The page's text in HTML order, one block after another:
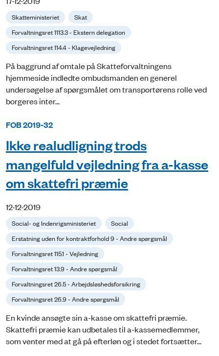
Skatteministeriet
Skat
Forvaltningsret 1113.3 - Ekstern delegation
Forvaltningsret 114.4 - Klagevejledning
På baggrund af omtale på Skatteforvaltningens
hjemmeside indledte ombudsmanden en generel
undersøgelse af spørgsmålet om transportørens rolle ved
borgeres inter...
FOB 2019-32
Ikke realudligning trods
mangelfuld vejledning fra a-kasse
om skattefri præmie
12-12-2019
Social- og Indenrigsministeriet
Social
Erstatning uden for kontraktforhold 9 - Andre spørgsmål
Forvaltningsret 115.1 - Vejledning
Forvaltningsret 13.9 - Andre spørgsmål
Forvaltningsret 26.5 - Arbejdsløshedsforsikring
Forvaltningsret 26.9 - Andre spørgsmål
En kvinde ansøgte sin a-kasse om skattefri præmie.
Skattefri præmie kan udbetales til a-kassemedlemmer,
som venter med at gå på efterløn og i stedet fortsætter...